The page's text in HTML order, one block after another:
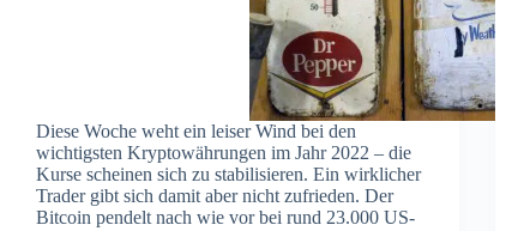
Diese Woche weht ein leiser Wind bei den
wichtigsten Kryptowährungen im Jahr 2022 – die
Kurse scheinen sich zu stabilisieren. Ein wirklicher
Trader gibt sich damit aber nicht zufrieden. Der
Bitcoin pendelt nach wie vor bei rund 23.000 US-